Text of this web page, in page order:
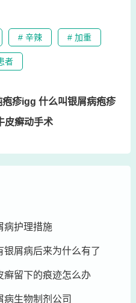
# 辛辣 # 加重
者
疹igg 什么叫银屑病疱疹
皮癣动手术
病护理措施
银屑病后来为什么有了
癣留下的痕迹怎么办
病生物制剂公司